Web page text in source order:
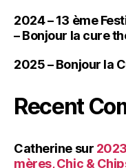
2024 – 13 ème
– Bonjour la cure
2025 – Bonjour la
Recent
Catherinesur
mères, Chic &